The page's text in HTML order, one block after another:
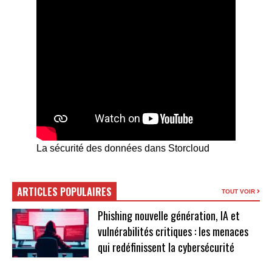
La sécurité des données dans Storcloud
ARTICLES POPULAIRES TOUT VOIR
Phishing nouvelle génération, IA et
vulnérabilités critiques : les menaces
qui redéfinissent la cybersécurité